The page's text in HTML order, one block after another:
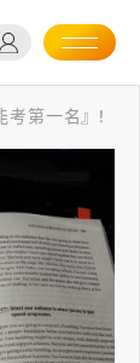
考第一名』!